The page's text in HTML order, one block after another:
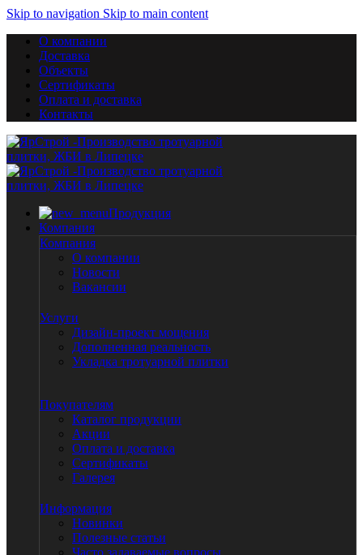
Skip to navigation Skip to main content
О компании
Доставка
Объекты
Сертификаты
Оплата и доставка
Контакты
Продукция
Компания
Компания
О компании
Новости
Вакансии
Услуги
Дизайн-проект мощения
Дополненная реальность
Укладка тротуарной плитки
Покупателям
Каталог продукции
Акции
Оплата и доставка
Сертификаты
Галерея
Информация
Новинки
Полезные статьи
Часто задаваемые вопросы